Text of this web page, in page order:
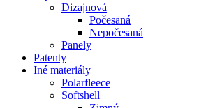
Dizajnová
Počesaná
Nepočesaná
Panely
Patenty
Iné materiály
Polarfleece
Softshell